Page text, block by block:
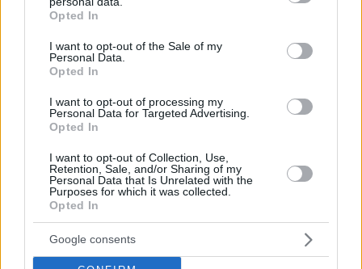
grant or deny consent to Google and its third-party tags to
use your data for below specified purposes in below Google
consent section.
Opted In
I want to opt-out of the Sale of my
Personal Data.
Opted In
I want to opt-out of processing my
Personal Data for Targeted Advertising.
Opted In
I want to opt-out of Collection, Use,
Retention, Sale, and/or Sharing of my
Personal Data that Is Unrelated with the
Purposes for which it was collected.
Opted In
Google consents
ΤΑ ΠΙΟ ΔΗΜΟΦΙΛΗ